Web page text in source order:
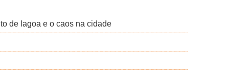
de lagoa e o caos na cidade